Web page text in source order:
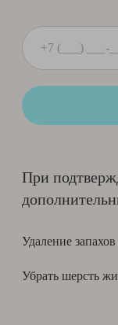
При
Удаление запахов
Убрать шерсть